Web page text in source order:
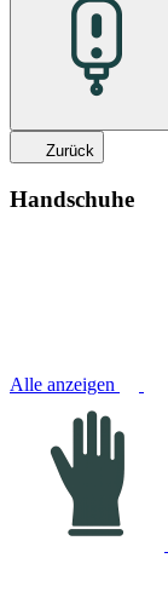
Zurück
Handschuhe
Alle anzeigen